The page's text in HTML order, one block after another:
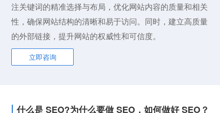
注关键词的精准选择与布局，优化网站内容的质量和相关
性，确保网站结构的清晰和易于访问。同时，建立高质量
的外部链接，提升网站的权威性和可信度。
立即咨询
什么是 SEO?为什么要做 SEO，如何做好 SEO？